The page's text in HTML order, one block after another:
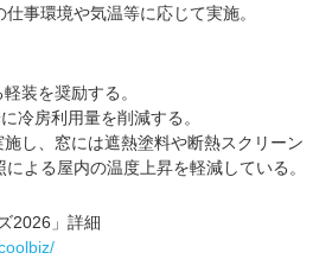
事環境や気温等に応じて実施。
装を奨励する。
冷房利用量を削減する。
し、窓には遮熱塗料や断熱スクリーン
よる屋内の温度上昇を軽減している。
2026」詳細